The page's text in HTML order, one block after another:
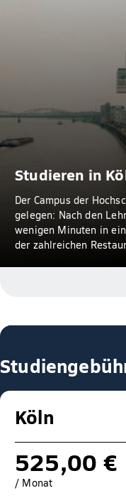
Studieren in
Der Campus der
gelegen: Nach den
wenigen Minuten in
der zahlreichen
Köln
525,00 €
/ Monat